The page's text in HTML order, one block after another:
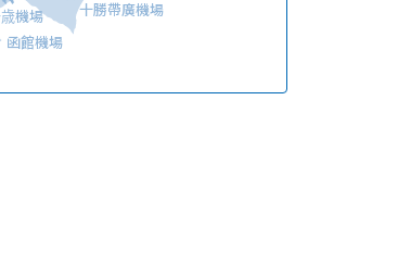
機場
函館機場
十勝帶廣機場